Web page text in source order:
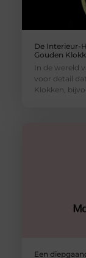
De Interieur-
Gouden
In de wereld
voor detail
Klokken,
Een